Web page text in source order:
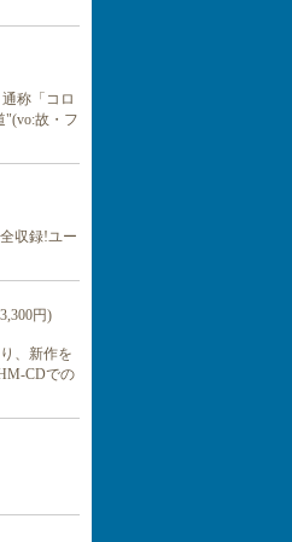
称「コロ
"(vo:故・フ
収録!ユー
円)
、新作を
CDでの